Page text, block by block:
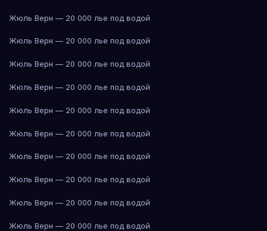
Жюль Верн — 20 000 лье под водой
Жюль Верн — 20 000 лье под водой
Жюль Верн — 20 000 лье под водой
Жюль Верн — 20 000 лье под водой
Жюль Верн — 20 000 лье под водой
Жюль Верн — 20 000 лье под водой
Жюль Верн — 20 000 лье под водой
Жюль Верн — 20 000 лье под водой
Жюль Верн — 20 000 лье под водой
Жюль Верн — 20 000 лье под водой